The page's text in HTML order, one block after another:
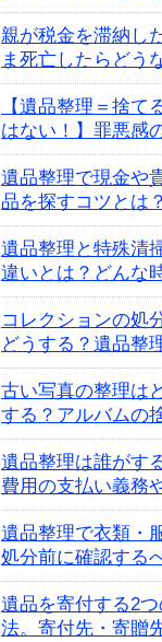
親が税金を滞納し
ま死亡したらどう
【遺品整理＝捨て
はない！】罪悪感
遺品整理で現金や
品を探すコツとは
遺品整理と特殊清
違いとは？どんな
コレクションの処
どうする？遺品整
古い写真の整理は
する？アルバムの
遺品整理は誰がす
費用の支払い義務
遺品整理で衣類・
処分前に確認する
遺品を寄付する2
法。寄付先・寄贈